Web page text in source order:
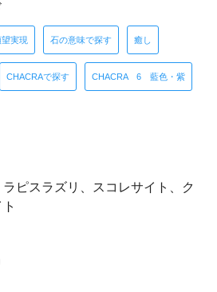
実現 石の意味で探す 癒し
CHACRAで探す CHACRA 6 藍色・紫
ピスラズリ、スコレサイト、ク